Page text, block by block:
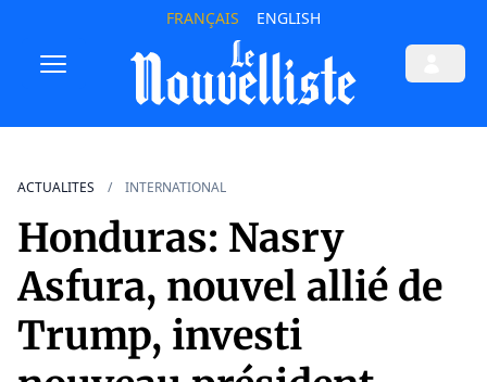
FRANÇAIS ENGLISH
ACTUALITES INTERNATIONAL
Honduras: Nasry
Asfura, nouvel allié de
Trump, investi